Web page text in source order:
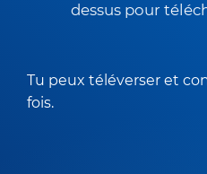
dessus pour
Tu peux téléverser et
fois.